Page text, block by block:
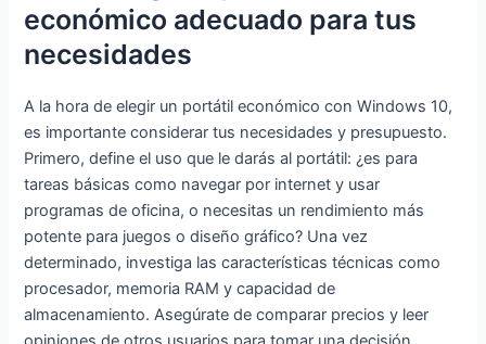
Webcam
Notebook
portátil
(reacondici
onado)
GB SSD, hasta 2,7
GHz IPS 1920 x 1080
4K,Giratorio 180°,
USB3.0 * 2 Mini HDMI
Bluetooth WiFi
económico adecuado para tus
necesidades
A la hora de elegir un portátil económico con Windows 10,
es importante considerar tus necesidades y presupuesto.
Primero, define el uso que le darás al portátil: ¿es para
tareas básicas como navegar por internet y usar
programas de oficina, o necesitas un rendimiento más
potente para juegos o diseño gráfico? Una vez
determinado, investiga las características técnicas como
procesador, memoria RAM y capacidad de
almacenamiento. Asegúrate de comparar precios y leer